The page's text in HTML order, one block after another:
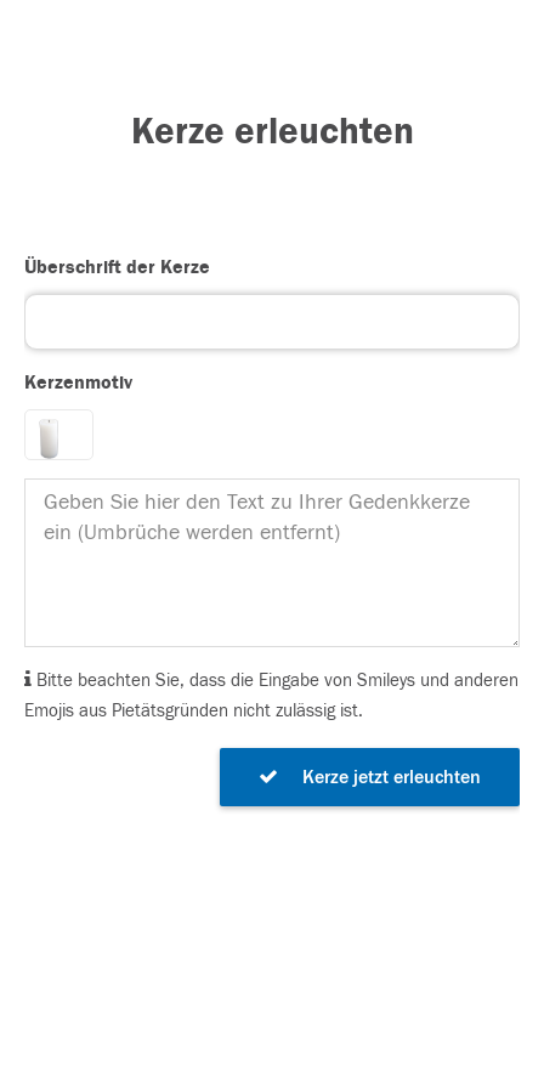
Kerze erleuchten
Überschrift der Kerze
Kerzenmotiv
Bitte beachten Sie, dass die Eingabe von Smileys und anderen
Emojis aus Pietätsgründen nicht zulässig ist.
Kerze jetzt erleuchten